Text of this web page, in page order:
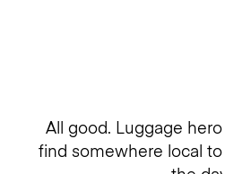
All good. Luggage
find somewhere local